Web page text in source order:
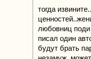
тогда
любовниц поди
писал один
будут брать